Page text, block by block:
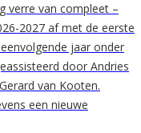
verre van compleet –
2027 af met de eerste
jaar onder
door Andries
van Kooten.
een nieuwe